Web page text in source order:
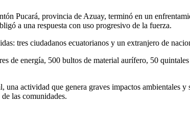
Pucará, provincia de Azuay, terminó en un
a una respuesta con uso progresivo de la fuerza.
tres ciudadanos ecuatorianos y un extranjero de
de energía, 500 bultos de material aurífero, 50
actividad que genera graves impactos ambientales
las comunidades.